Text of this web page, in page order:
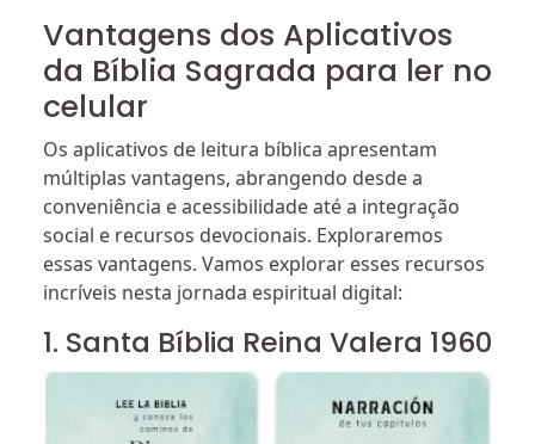
Vantagens dos Aplicativos
da Bíblia Sagrada para ler no
celular
Os aplicativos de leitura bíblica apresentam
múltiplas vantagens, abrangendo desde a
conveniência e acessibilidade até a integração
social e recursos devocionais. Exploraremos
essas vantagens. Vamos explorar esses recursos
incríveis nesta jornada espiritual digital:
1. Santa Bíblia Reina Valera 1960